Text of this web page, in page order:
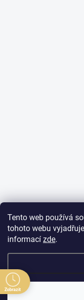
Tento web používá
tohoto webu
informací zde.
Zobrazit